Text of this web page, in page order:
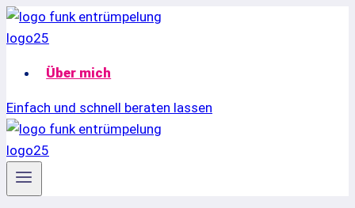
Zum
Inhalt
Über mich
Einfach und schnell beraten lassen